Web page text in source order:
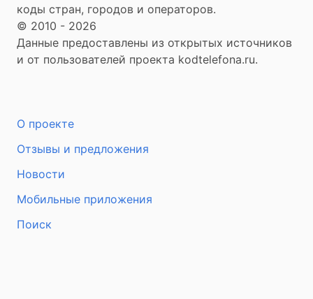
коды стран, городов и операторов.
© 2010 - 2026
Данные предоставлены из открытых источников
и от пользователей проекта kodtelefona.ru.
О проекте
Отзывы и предложения
Новости
Мобильные приложения
Поиск